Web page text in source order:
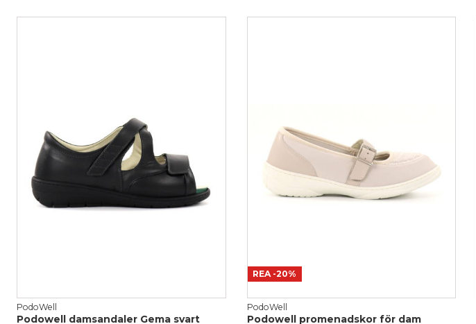
PodoWell
Podowell damsandaler Gema svart
REA -20%
PodoWell
Podowell promenadskor för dam